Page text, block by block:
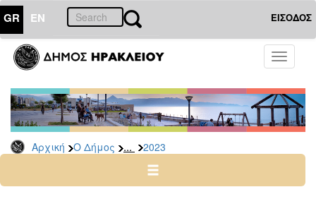
GR EN ΕΙΣΟΔΟΣ
Toggle
Αρχική Ο Δήμος ... 2023
ΔΗΜΟΣ
Δελτία
Τύπου
Αρχείο
2026
2024